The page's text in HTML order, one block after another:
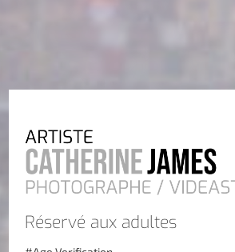
Réservé aux adultes